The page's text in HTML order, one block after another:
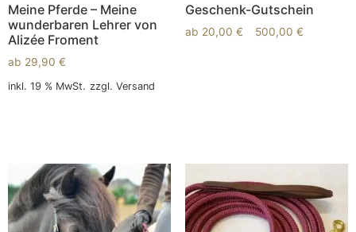
Meine Pferde – Meine
wunderbaren Lehrer von
Alizée Froment
ab 29,90 €
inkl. 19 % MwSt. zzgl. Versand
Geschenk-Gutschein
ab 20,00 € 500,00 €